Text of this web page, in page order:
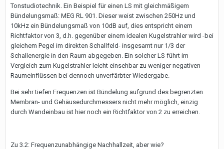
Tonstudiotechnik. Ein Beispiel für einen LS mit gleichmäßigem
Bündelungsmaß: MEG RL 901. Dieser weist zwischen 250Hz und
10kHz ein Bündelungsmaß von 10dB auf, dies entspricht einem
Richtfaktor von 3, d.h. gegenüber einem idealen Kugelstrahler wird -bei
gleichem Pegel im direkten Schallfeld- insgesamt nur 1/3 der
Schallenergie in den Raum abgegeben. Ein solcher LS führt im
Vergleich zum Kugelstrahler leicht einsehbar zu weniger negativen
Raumeinflüssen bei dennoch unverfärbter Wiedergabe.
Bei sehr tiefen Frequenzen ist Bündelung aufgrund des begrenzten
Membran- und Gehäusedurchmessers nicht mehr möglich, einzig
durch Wandeinbau ist hier noch ein Richtfaktor von 2 zu erreichen.
Zu 3.2: Frequenzunabhängige Nachhallzeit, aber wie?